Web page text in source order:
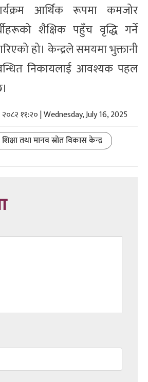
आर्थिक रूपमा कमजोर
शैक्षिक पहुँच वृद्धि गर्ने
हो। केन्द्रले समयमा भुक्तानी
निकायलाई आवश्यक पहल
११:२० | Wednesday, July 16, 2025
शिक्षा तथा मानव स्रोत विकास केन्द्र